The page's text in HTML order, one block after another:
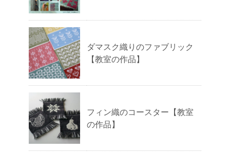
ダマスク織りのファブリック
【教室の作品】
フィン織のコースター【教室
の作品】